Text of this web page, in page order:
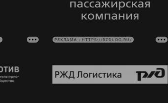
РЕКЛАМА • HTTPS://RZDLOG.RU/